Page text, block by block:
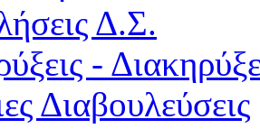
Δ.Σ.
-
Διαβουλεύσεις